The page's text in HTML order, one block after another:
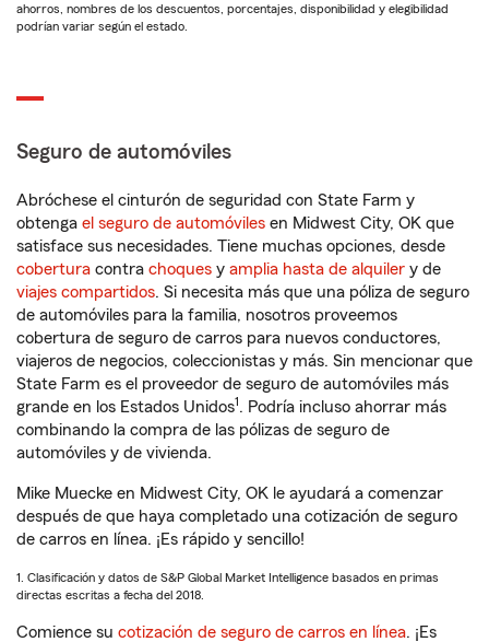
ahorros, nombres de los descuentos, porcentajes, disponibilidad y elegibilidad
podrían variar según el estado.
Seguro de automóviles
Abróchese el cinturón de seguridad con State Farm y
obtenga el seguro de automóviles en Midwest City, OK que
satisface sus necesidades. Tiene muchas opciones, desde
cobertura contra choques y amplia hasta de alquiler y de
viajes compartidos. Si necesita más que una póliza de seguro
de automóviles para la familia, nosotros proveemos
cobertura de seguro de carros para nuevos conductores,
viajeros de negocios, coleccionistas y más. Sin mencionar que
State Farm es el proveedor de seguro de automóviles más
grande en los Estados Unidos1 . Podría incluso ahorrar más
combinando la compra de las pólizas de seguro de
automóviles y de vivienda.
Mike Muecke en Midwest City, OK le ayudará a comenzar
después de que haya completado una cotización de seguro
de carros en línea. ¡Es rápido y sencillo!
1. Clasificación y datos de S&P Global Market Intelligence basados en primas
directas escritas a fecha del 2018.
Comience su cotización de seguro de carros en línea. ¡Es